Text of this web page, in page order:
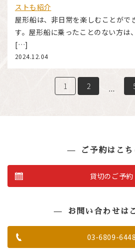
ストも紹介
屋形船は、非日常を楽しむことがで
す。屋形船に乗ったことのない方は
[…]
2024.12.04
1 2 …
ご予約はこち
貸切のご予約
お問い合わせは
03-6809-6448